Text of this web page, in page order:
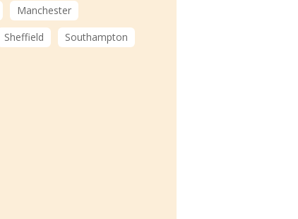
Manchester
Sheffield Southampton